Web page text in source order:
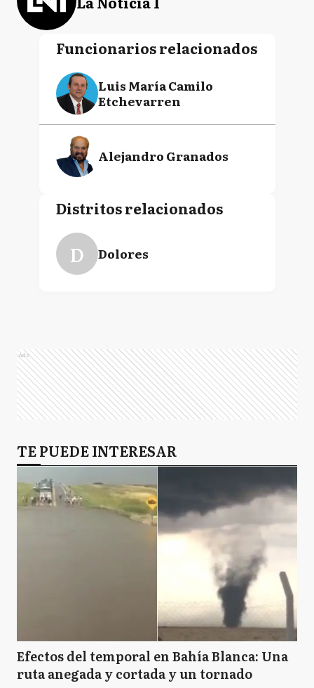
Funcionarios relacionados
Luis María Camilo
Etchevarren
Alejandro Granados
Distritos relacionados
D Dolores
Ads
TE PUEDE INTERESAR
Efectos del temporal en Bahía Blanca: Una
ruta anegada y cortada y un tornado